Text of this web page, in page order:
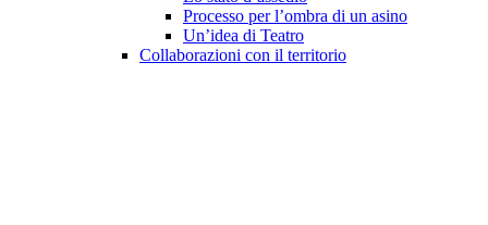
Processo per l’ombra di un asino
Un’idea di Teatro
Collaborazioni con il territorio